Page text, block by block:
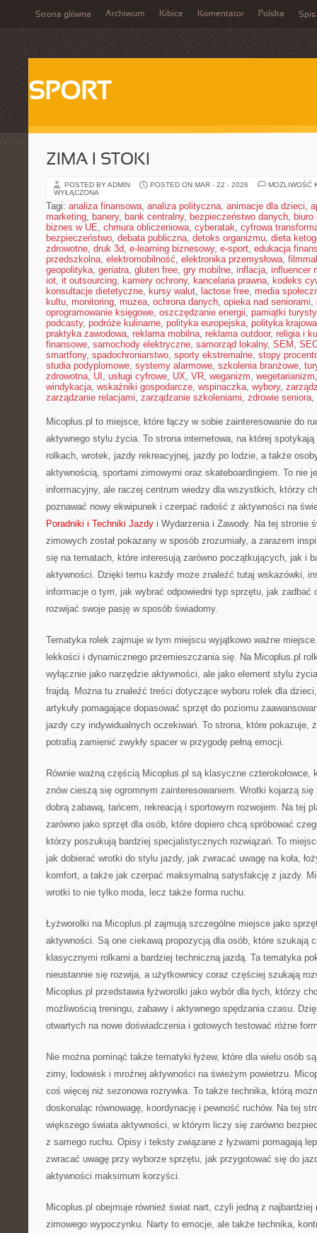
Strona główna Archiwum Kibice Komentator Polska Spis
SPORT
ZIMA I STOKI
POSTED BY ADMIN POSTED ON MAR - 22 - 2026
MOŻLIWOŚĆ
WYŁĄCZONA
Tagi: analiza finansowa, analiza polityczna, animacje dla dzieci,
marketing, banery, bank centralny, bezpieczeństwo danych, biuro
biznes w UE, chmura obliczeniowa, cyberatak, cyfrowa
bezpieczeństwo, debata publiczna, detoks organizmu, dieta
zdrowotne, druk 3d, e-learning biznesowy, e-sport, edukacja
przedszkolna, elektromobilność, elektronika przemysłowa,
geopolityka, geriatra, gluten free, gry mobilne, inflacja, influencer
iot, it outsourcing, kamery ochrony, kancelaria prawna, kodeks
konsultacje dietetyczne, kursy walut, lactose free, media
kultu, monitoring, muzea, ochrona danych, opieka nad seniorami,
oprogramowanie księgowe, oszczędzanie energii, pamiątki
podcasty, podróże kulinarne, polityka europejska, polityka krajowa
praktyka zawodowa, reklama mobilna, reklama outdoor, religia i
finansowe, samochody elektryczne, samorząd lokalny, SEM ,
smartfony, spadochroniarstwo, sporty ekstremalne, stopy
studia podyplomowe, systemy alarmowe, szkolenia branżowe,
zdrowotna, UI , usługi cyfrowe, UX, VR, weganizm, wegetarianizm
windykacja, wskaźniki gospodarcze, wspinaczka, wybory,
zarządzanie relacjami, zarządzanie szkoleniami, zdrowie seniora,
Micoplus.pl to miejsce, które łączy w sobie zainteresowanie do
aktywnego stylu życia. To strona internetowa, na której spotykają
rolkach, wrotek, jazdy rekreacyjnej, jazdy po lodzie, a także
aktywnością, sportami zimowymi oraz skateboardingiem. To nie
informacyjny, ale raczej centrum wiedzy dla wszystkich, którzy
poznawać nowy ekwipunek i czerpać radość z aktywności na
Poradniki i Techniki Jazdy i Wydarzenia i Zawody. Na tej stronie
zimowych został pokazany w sposób zrozumiały, a zarazem
się na tematach, które interesują zarówno początkujących, jak i
aktywności. Dzięki temu każdy może znaleźć tutaj wskazówki,
informacje o tym, jak wybrać odpowiedni typ sprzętu, jak zadbać
rozwijać swoje pasję w sposób świadomy.
Tematyka rolek zajmuje w tym miejscu wyjątkowo ważne
lekkości i dynamicznego przemieszczania się. Na Micoplus.pl
wyłącznie jako narzędzie aktywności, ale jako element stylu
frajdą. Można tu znaleźć treści dotyczące wyboru rolek dla
artykuły pomagające dopasować sprzęt do poziomu
jazdy czy indywidualnych oczekiwań. To strona, które pokazuje,
potrafią zamienić zwykły spacer w przygodę pełną emocji.
Równie ważną częścią Micoplus.pl są klasyczne czterokołowce,
znów cieszą się ogromnym zainteresowaniem. Wrotki kojarzą
dobrą zabawą, tańcem, rekreacją i sportowym rozwojem. Na tej
zarówno jako sprzęt dla osób, które dopiero chcą spróbować
którzy poszukują bardziej specjalistycznych rozwiązań. To
jak dobierać wrotki do stylu jazdy, jak zwracać uwagę na koła,
komfort, a także jak czerpać maksymalną satysfakcję z jazdy.
wrotki to nie tylko moda, lecz także forma ruchu.
Łyżworolki na Micoplus.pl zajmują szczególne miejsce jako
aktywności. Są one ciekawą propozycją dla osób, które szukają
klasycznymi rolkami a bardziej techniczną jazdą. Ta tematyka
nieustannie się rozwija, a użytkownicy coraz częściej szukają
Micoplus.pl przedstawia łyżworolki jako wybór dla tych, którzy
możliwością treningu, zabawy i aktywnego spędzania czasu.
otwartych na nowe doświadczenia i gotowych testować różne
Nie można pominąć także tematyki łyżew, które dla wielu osób
zimy, lodowisk i mroźnej aktywności na świeżym powietrzu.
coś więcej niż sezonowa rozrywka. To także technika, którą
doskonaląc równowagę, koordynację i pewność ruchów. Na tej
większego świata aktywności, w którym liczy się zarówno
z samego ruchu. Opisy i teksty związane z łyżwami pomagają
zwracać uwagę przy wyborze sprzętu, jak przygotować się do
aktywności maksimum korzyści.
Micoplus.pl obejmuje również świat nart, czyli jedną z najbardziej
zimowego wypoczynku. Narty to emocje, ale także technika,